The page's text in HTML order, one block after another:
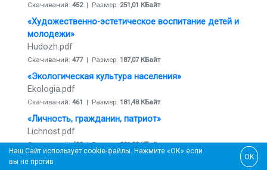
Скачиваний: 452| Размер: 251,01 КБайт
«Художественно-эстетическое воспитание детей и
молодежи»
Hudozh.pdf
Скачиваний: 477| Размер: 187,07 КБайт
«Экологическая культура населения»
Ekologia.pdf
Скачиваний: 461 | Размер: 181,48 КБайт
«Личность, гражданин, патриот»
Lichnost.pdf
Скачиваний:499| Размер:291,32 КБайт
«Вятка в шести веках: история, культура, народные
Наш Сайт использует cookie-файлы. Нажмите «ОК» если
вы не против
OK